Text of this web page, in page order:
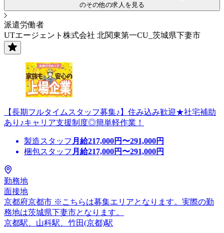
のその他の求人を見る
派遣労働者
UTエージェント株式会社 北関東第一CU_茨城県下妻市
【長期フルタイムスタッフ募集♪】住み込み歓迎★社宅補助
あり♪キャリア支援制度◎簡単軽作業！
製造スタッフ 月給217,000円〜291,000円
梱包スタッフ 月給217,000円〜291,000円
勤務地
面接地
京都府京都市 ※こちらは募集エリアとなります。実際の勤
務地は茨城県下妻市となります。
京都駅、山科駅、竹田(京都)駅